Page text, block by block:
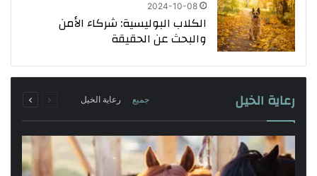
2024-10-08
الكلاب البوليسية: شركاء الأمن
والبحث عن الحقيقة
رعاية الخيل جميع رعاية الخيل التالية